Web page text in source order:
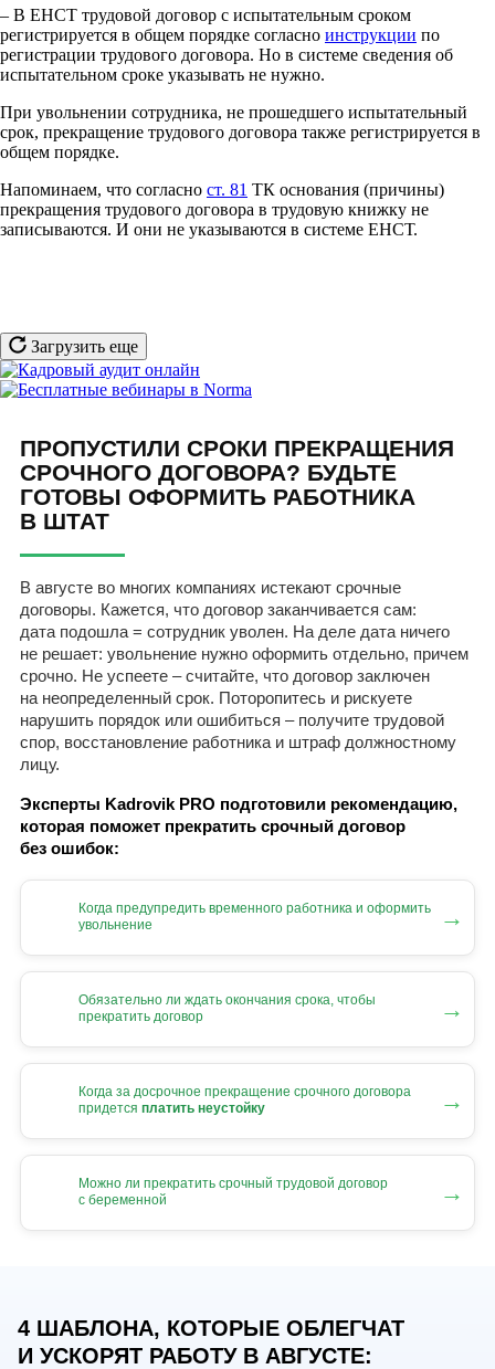
– В ЕНСТ трудовой договор с испытательным сроком
регистрируется в общем порядке согласно инструкции по
регистрации трудового договора. Но в системе сведения об
испытательном сроке указывать не нужно.
При увольнении сотрудника, не прошедшего испытательный
срок, прекращение трудового договора также регистрируется в
общем порядке.
Напоминаем, что согласно ст. 81 ТК основания (причины)
прекращения трудового договора в трудовую книжку не
записываются. И они не указываются в системе ЕНСТ.
Загрузить еще
ПРОПУСТИЛИ СРОКИ ПРЕКРАЩЕНИЯ
СРОЧНОГО ДОГОВОРА? БУДЬТЕ
ГОТОВЫ ОФОРМИТЬ РАБОТНИКА
В ШТАТ
В августе во многих компаниях истекают срочные
договоры. Кажется, что договор заканчивается сам:
дата подошла = сотрудник уволен. На деле дата ничего
не решает: увольнение нужно оформить отдельно, причем
срочно. Не успеете – считайте, что договор заключен
на неопределенный срок. Поторопитесь и рискуете
нарушить порядок или ошибиться – получите трудовой
спор, восстановление работника и штраф должностному
лицу.
Эксперты Kadrovik PRO подготовили рекомендацию,
которая поможет прекратить срочный договор
без ошибок:
Когда предупредить временного работника и оформить
увольнение
→
Обязательно ли ждать окончания срока, чтобы
прекратить договор
→
Когда за досрочное прекращение срочного договора
придется платить неустойку →
Можно ли прекратить срочный трудовой договор
с беременной
→
4 ШАБЛОНА, КОТОРЫЕ ОБЛЕГЧАТ
И УСКОРЯТ РАБОТУ В АВГУСТЕ: